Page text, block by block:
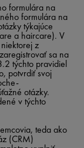
formulára na
formulára na
týkajúce
a haircare). V
z
sa na
týchto pravidiel
potvrdiť svoj
otázky.
v týchto
teda ako
(CRM)